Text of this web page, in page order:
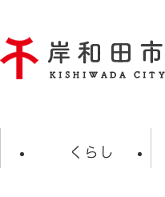
ジ
の
くらし